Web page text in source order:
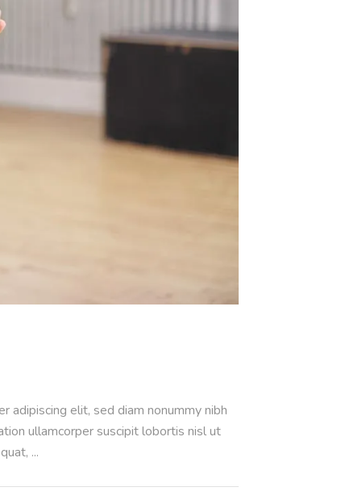
adipiscing elit, sed diam nonummy nibh
ullamcorper suscipit lobortis nisl ut